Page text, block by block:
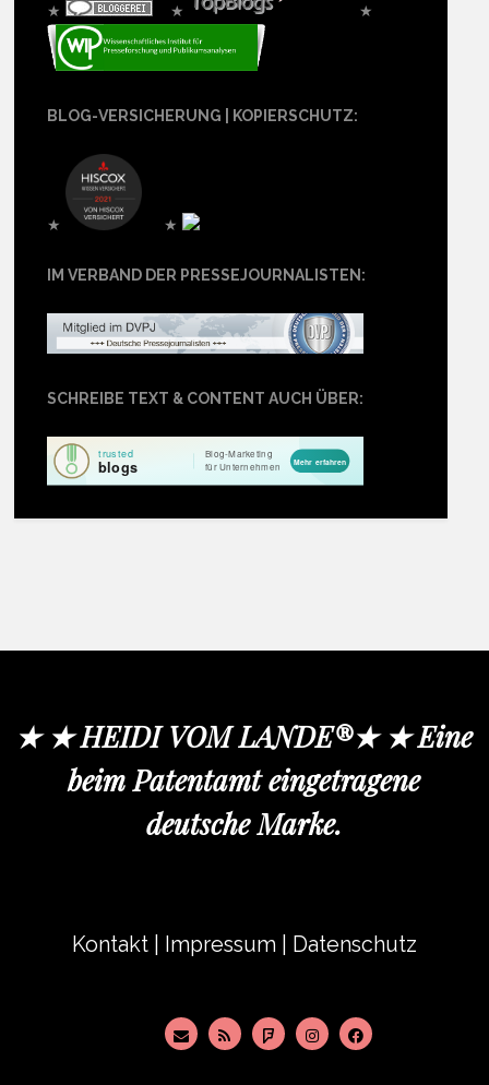
★ ★ ★
BLOG-VERSICHERUNG | KOPIERSCHUTZ:
★ ★
IM VERBAND DER PRESSEJOURNALISTEN:
SCHREIBE TEXT & CONTENT AUCH ÜBER:
★ ★ HEIDI VOM LANDE®★ ★ Eine
beim Patentamt eingetragene
deutsche Marke.
Kontakt Impressum Datenschutz